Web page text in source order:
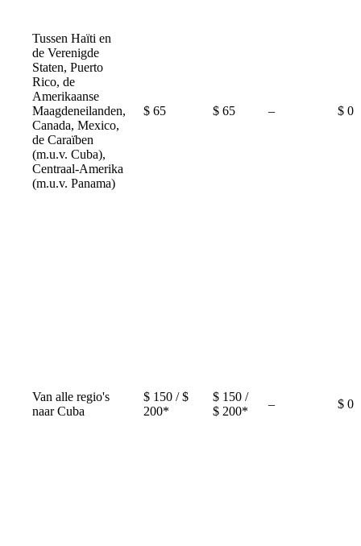
Tussen Haïti en
de Verenigde
Staten, Puerto
Rico, de
Amerikaanse
Maagdeneilanden,
Canada, Mexico,
de Caraïben
(m.u.v. Cuba),
Centraal-Amerika
(m.u.v. Panama)
$ 65 $ 65 –Not
$ 0
Van alle regio's
naar Cuba
$ 150 / $
200*
$ 150 /
$ 200*
–Not
$ 0